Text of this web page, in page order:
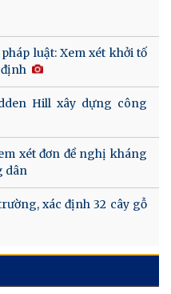
luật: Xem xét khởi tố
định
Hill xây dựng công
xét đơn đề nghị kháng
dân
xác định 32 cây gỗ